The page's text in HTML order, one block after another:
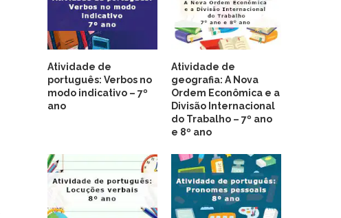
Atividade de
português: Verbos no
modo indicativo – 7º
ano
Atividade de
geografia: A Nova
Ordem Econômica e a
Divisão Internacional
do Trabalho – 7º ano
e 8º ano